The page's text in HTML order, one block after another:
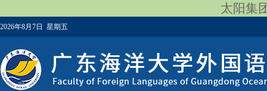
太阳集
2026年8月7日 星期五